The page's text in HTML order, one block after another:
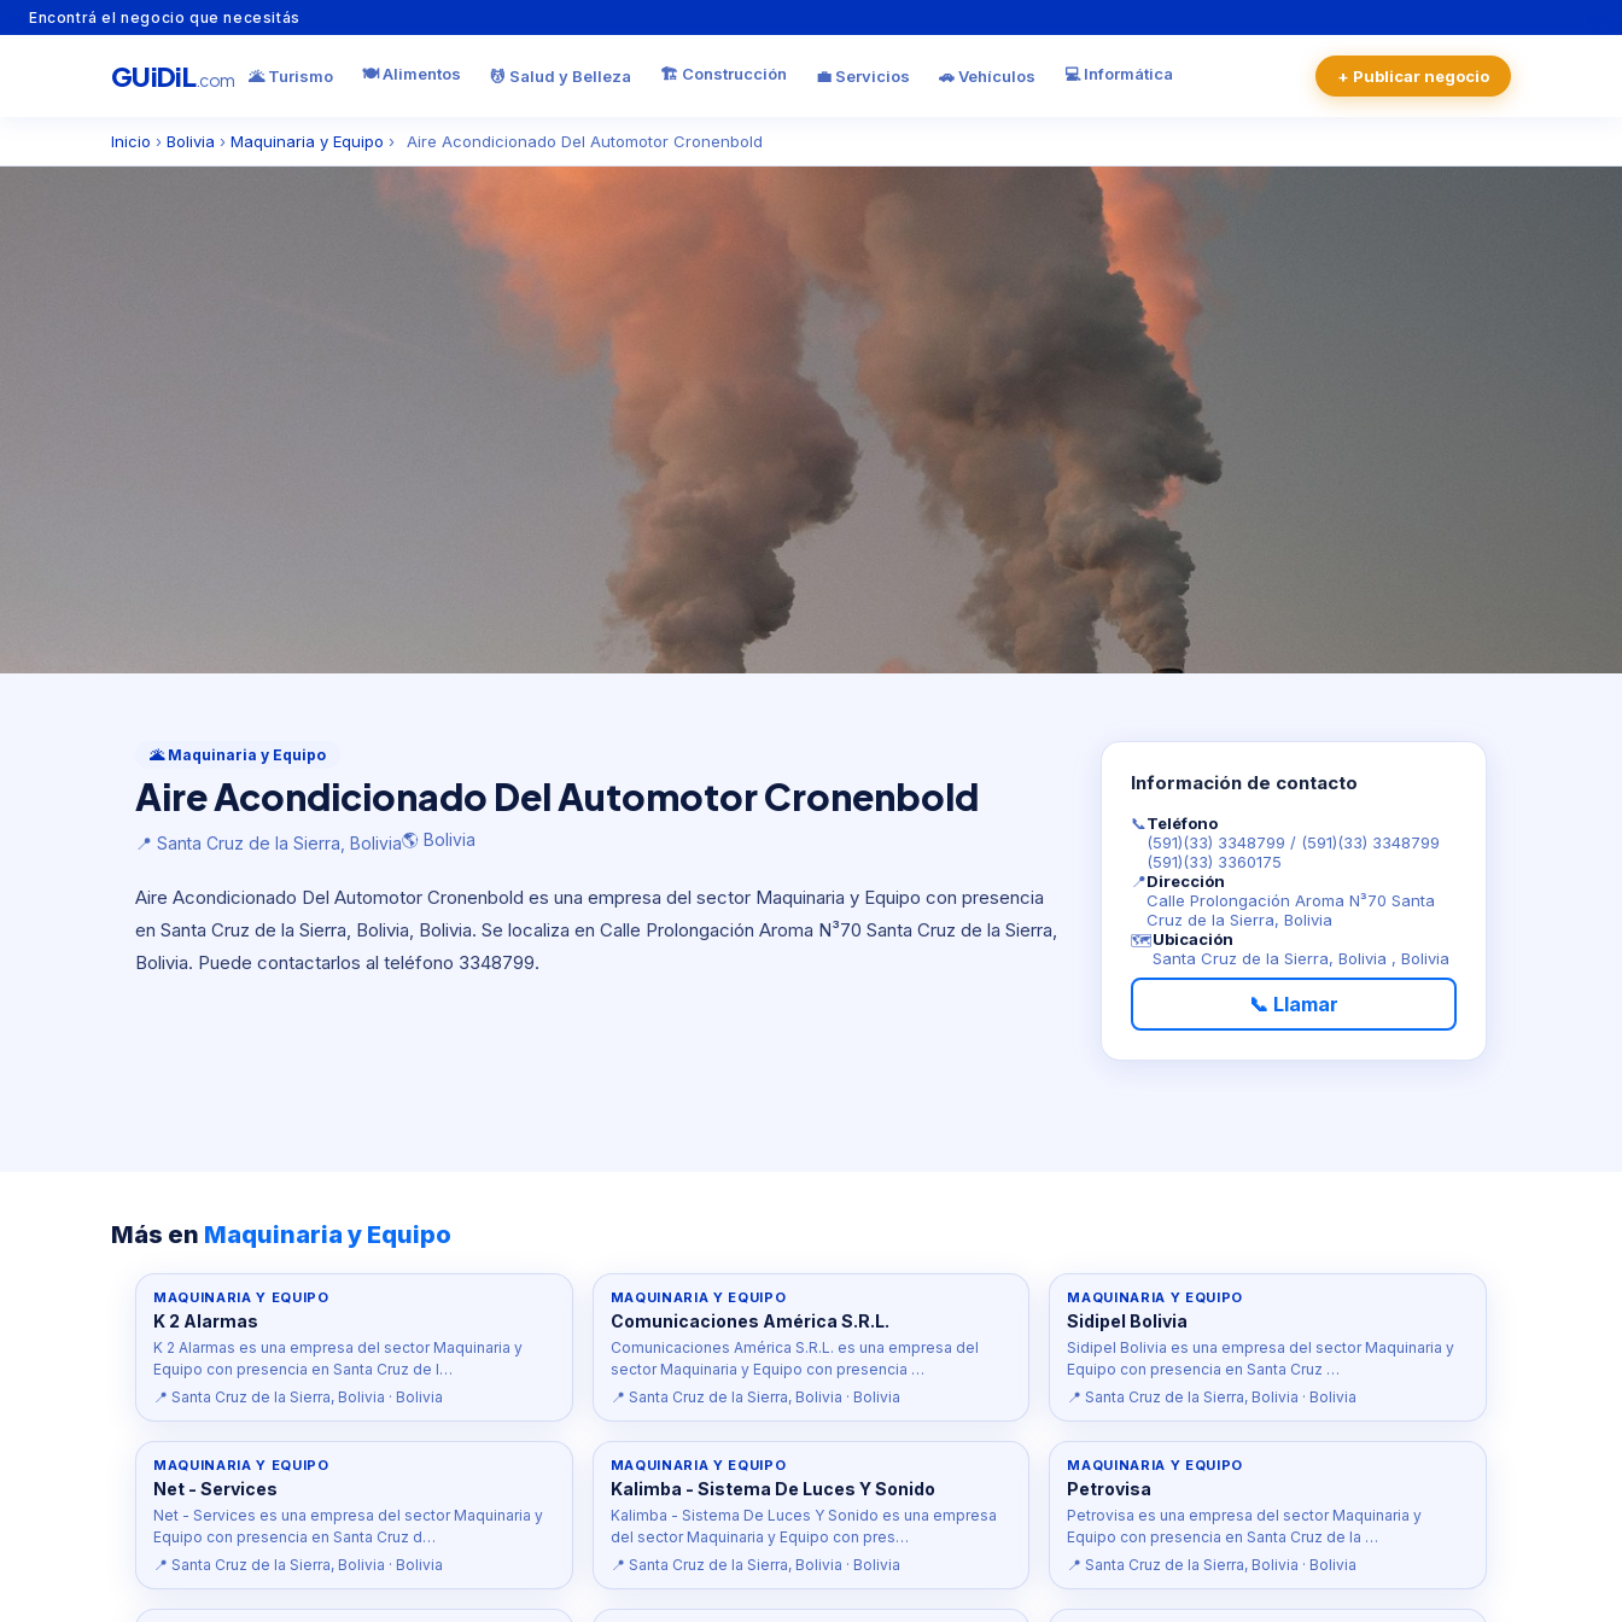
Encontrá el negocio que necesitás
GUiDiL.com 🌋 Turismo 🍽️ Alimentos 💆 Salud y Belleza 🏗️ Construcción 💼 Servicios 🚗 Vehículos 💻 Informática + Publicar negocio
Inicio › Bolivia › Maquinaria y Equipo › Aire Acondicionado Del Automotor Cronenbold
Aire Acondicionado Del Automotor Cronenbold
🌎 Bolivia
🌋 Maquinaria y Equipo
Aire Acondicionado Del Automotor Cronenbold
📍 Santa Cruz de la Sierra, Bolivia🌎 Bolivia
Aire Acondicionado Del Automotor Cronenbold es una empresa del sector Maquinaria y Equipo con presencia
en Santa Cruz de la Sierra, Bolivia, Bolivia. Se localiza en Calle Prolongación Aroma N³70 Santa Cruz de la Sierra,
Bolivia. Puede contactarlos al teléfono 3348799.
Información de contacto
📞Teléfono
(591)(33) 3348799 / (591)(33) 3348799
(591)(33) 3360175
📍Dirección
Calle Prolongación Aroma N³70 Santa
Cruz de la Sierra, Bolivia
🗺️Ubicación
Santa Cruz de la Sierra, Bolivia , Bolivia
📞 Llamar
Más en Maquinaria y Equipo
MAQUINARIA Y EQUIPO
K 2 Alarmas
K 2 Alarmas es una empresa del sector Maquinaria y
Equipo con presencia en Santa Cruz de l…
📍 Santa Cruz de la Sierra, Bolivia · Bolivia
MAQUINARIA Y EQUIPO
Comunicaciones América S.R.L.
Comunicaciones América S.R.L. es una empresa del
sector Maquinaria y Equipo con presencia …
📍 Santa Cruz de la Sierra, Bolivia · Bolivia
MAQUINARIA Y EQUIPO
Sidipel Bolivia
Sidipel Bolivia es una empresa del sector Maquinaria y
Equipo con presencia en Santa Cruz …
📍 Santa Cruz de la Sierra, Bolivia · Bolivia
MAQUINARIA Y EQUIPO
Net - Services
Net - Services es una empresa del sector Maquinaria y
Equipo con presencia en Santa Cruz d…
📍 Santa Cruz de la Sierra, Bolivia · Bolivia
MAQUINARIA Y EQUIPO
Kalimba - Sistema De Luces Y Sonido
Kalimba - Sistema De Luces Y Sonido es una empresa
del sector Maquinaria y Equipo con pres…
📍 Santa Cruz de la Sierra, Bolivia · Bolivia
MAQUINARIA Y EQUIPO
Petrovisa
Petrovisa es una empresa del sector Maquinaria y
Equipo con presencia en Santa Cruz de la …
📍 Santa Cruz de la Sierra, Bolivia · Bolivia